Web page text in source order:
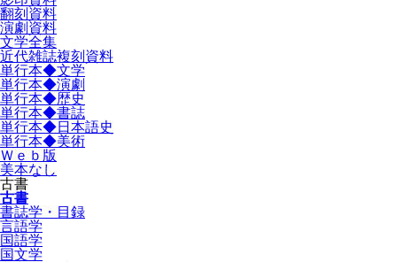
翻刻資料
演劇資料
文学全集
近代雑誌複刻資料
単行本◆文学
単行本◆演劇
単行本◆歴史
単行本◆書誌
単行本◆日本語史
単行本◆美術
Ｗｅｂ版
美本なし
古書
古書
書誌学・目録
言語学
国語学
国文学